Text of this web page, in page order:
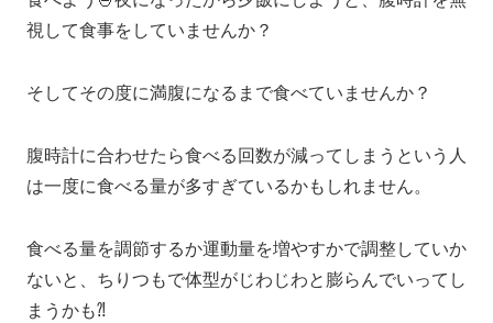
視して食事をしていませんか？
そしてその度に満腹になるまで食べていませんか？
腹時計に合わせたら食べる回数が減ってしまうという人
は一度に食べる量が多すぎているかもしれません。
食べる量を調節するか運動量を増やすかで調整していか
ないと、ちりつもで体型がじわじわと膨らんでいってし
まうかも⁈